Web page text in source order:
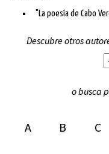
"La poesía de Cabo
Descubre otros
o busca
A B C